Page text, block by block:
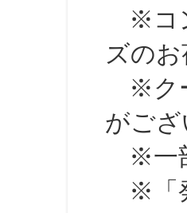
※コン
ズの
※クー
がござ
※一部
※「発